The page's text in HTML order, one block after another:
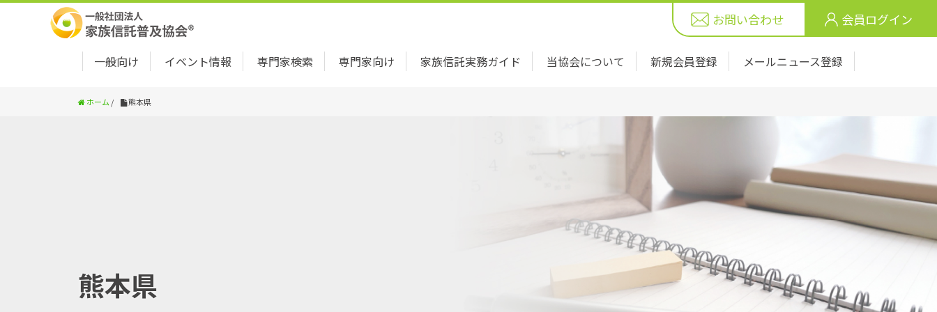
お問い合わせ 会員ログイン
一般向け イベント情報 専門家検索 専門家向け 家族信託実務ガイド 当協会について 新規会員登録 メールニュース登録
ホーム / 熊本県
熊本県